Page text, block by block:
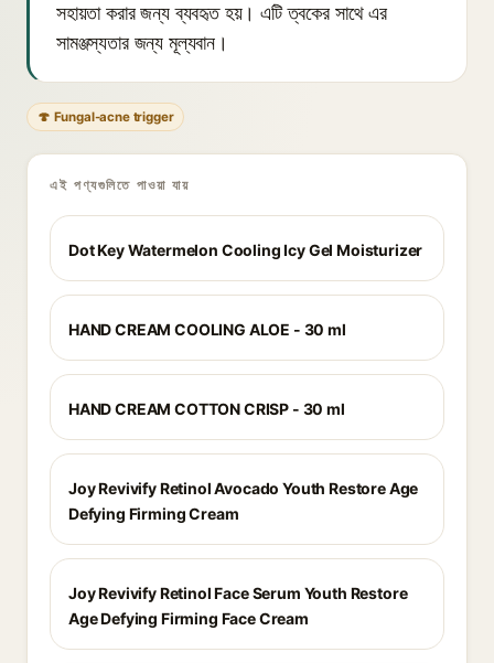
সহায়তা করার জন্য ব্যবহৃত হয়। এটি ত্বকের সাথে এর
সামঞ্জস্যতার জন্য মূল্যবান।
🍄 Fungal-acne trigger
এই পণ্যগুলিতে পাওয়া যায়
Dot Key Watermelon Cooling Icy Gel Moisturizer
HAND CREAM COOLING ALOE - 30 ml
HAND CREAM COTTON CRISP - 30 ml
Joy Revivify Retinol Avocado Youth Restore Age
Defying Firming Cream
Joy Revivify Retinol Face Serum Youth Restore
Age Defying Firming Face Cream